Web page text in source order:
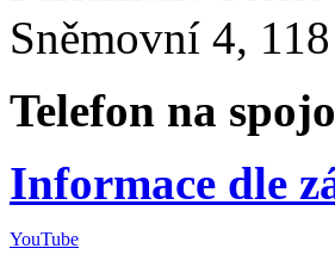
Sněmovní 4,
Telefon na
Informace dle
YouTube